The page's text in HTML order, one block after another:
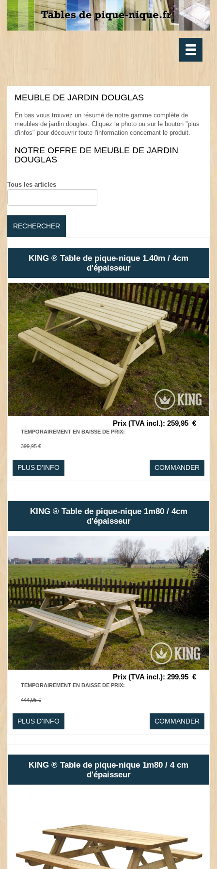
Toggle
MEUBLE DE JARDIN DOUGLAS
En bas vous trouvez un résumé de notre gamme complète de
meubles de jardin douglas. Cliquez la photo ou sur le bouton "plus
d'infos" pour découvrir toute l'information concernant le produit.
NOTRE OFFRE DE MEUBLE DE JARDIN
DOUGLAS
Tous les articles
RECHERCHER
KING ® Table de pique-nique 1.40m / 4cm
d'épaisseur
Prix (TVA incl.): 259,95 €
TEMPORAIREMENT EN BAISSE DE PRIX:
399,95 €
PLUS D'INFO COMMANDER
KING ® Table de pique-nique 1m80 / 4cm
d'épaisseur
Prix (TVA incl.): 299,95 €
TEMPORAIREMENT EN BAISSE DE PRIX:
444,95 €
PLUS D'INFO COMMANDER
KING ® Table de pique-nique 1m80 / 4 cm
d'épaisseur